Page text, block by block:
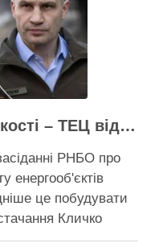
Кличко про План стійкості – ТЕЦ відновили вже на 65%, будується захист ІІ рівня
РНБО про
енергооб'єктів
це побудувати
Кличко
стійкості Києва на